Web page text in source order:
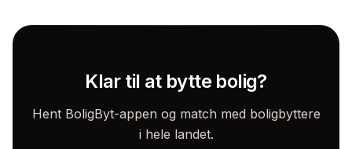
Klar til at bytte bolig?
Hent BoligByt-appen og match med boligbyttere
i hele landet.